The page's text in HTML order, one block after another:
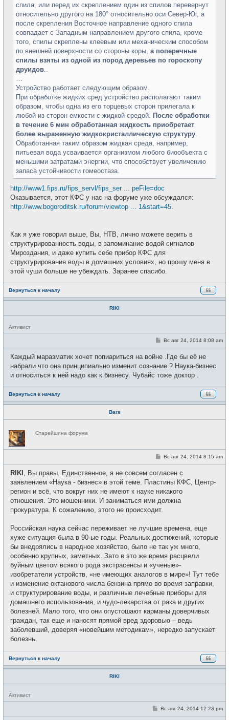
спила, или перед их скреплением один из спилов перевернут
относительно другого на 180° относительно оси Север-Юг, а
после скрепления Восточное направление одного спила
совпадает с Западным направлением другого спила, кроме
того, спилы скреплены клеевым или механическим способом
по внешней поверхности со стороны коры, а поперечные
спилы взяты из одной из пород деревьев по гороскопу
друидов
Устройство работает следующим образом.
При обработке жидких сред устройство располагают таким
образом, чтобы одна из его торцевых сторон прилегала к
любой из сторон емкости с жидкой средой. После обработки
в течение 6 мин обработанная жидкость приобретает
более выраженную жидкокристаллическую структуру
Обработанная таким образом жидкая среда, например,
питьевая вода усваивается организмом любого биообъекта с
меньшими затратами энергии, что способствует увеличению
запаса устойчивости гомеостаза.
http://www1.fips.ru/fips_servl/fips_ser ... peFile=doc
Оказывается, этот КФС у нас на форуме уже обсуждался:
http://www.bogoroditsk.ru/forum/viewtop ... 1&start=45
Как я уже говорил выше, Вы, НТВ, лично можете верить в
структурированность воды, в запоминание водой сигналов
Мироздания, и даже купить себе прибор КФС для
структурирования воды в домашних условиях, но прошу меня в
этой чуши больше не убеждать. Заранее спасибо.
Вернуться к началу
RIKI
Н
е
Активист
С
б
щ
н
е
Вс авг 24, 2014 8:08 am
Каждый маразматик хочет попиариться на войне .Где бы её не
набрали что она принципиально изменит сознание ? Наука-бизнес
и относиться к ней надо как к бизнесу. Чубайс тоже доктор .
Вернуться к началу
Bars
Н
е
в
с
Старейшина форума
С
б
щ
н
и
Вс авг 24, 2014 8:15 am
RIKI , Вы правы. Единственное, я не совсем согласен с
заявлением «Наука - бизнес» в этой теме. Пластины КФС, Центр-
регион и всё, что вокруг них не имеют к науке никакого
отношения. Это мошенники. И заниматься ими должна
прокуратура. К сожалению, этого не происходит.
Российская наука сейчас переживает не лучшие времена, еще
хуже ситуация была в 90-ые годы. Реальных достижений, которые
бы внедрялись в народное хозяйство, было не так уж много,
особенно крупных, заметных. Зато в это же время расцвели
буйным цветом всякого рода экстрасенсы и «ученые»-
изобретатели устройств, «не имеющих аналогов в мире»! Тут тебе
и изменение октанового числа бензина прямо во время заправки,
и структурирование воды, и различные лечебные приборы для
домашнего использования, и чудо-лекарства от рака и других
болезней. Мало того, что они опустошают карманы доверчивых
граждан, так еще и наносят прямой вред здоровью – ведь
заболевший, доверяя «новейшим методикам», нередко запускает
болезнь.
Вернуться к началу
RIKI
Н
е
Активист
СВс авг 24, 2014 12:23 pm